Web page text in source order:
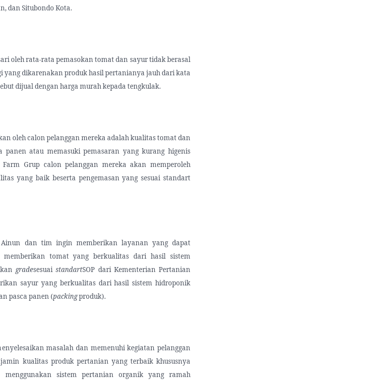
dan Situbondo Kota.
oleh rata-rata pemasokan tomat dan sayur tidak berasal
yang dikarenakan produk hasil pertanianya jauh dari kata
dijual dengan harga murah kepada tengkulak.
oleh calon pelanggan mereka adalah kualitas tomat dan
panen atau memasuki pemasaran yang kurang higenis
Grup calon pelanggan mereka akan memperoleh
yang baik beserta pengemasan yang sesuai standart
dan tim ingin memberikan layanan yang dapat
memberikan tomat yang berkualitas dari hasil sistem
gradesesuaistandartSOP dari Kementerian Pertanian
sayur yang berkualitas dari hasil sistem hidroponik
pasca panen (packingproduk).
masalah dan memenuhi kegiatan pelanggan
kualitas produk pertanian yang terbaik khususnya
sistem pertanian organik yang ramah